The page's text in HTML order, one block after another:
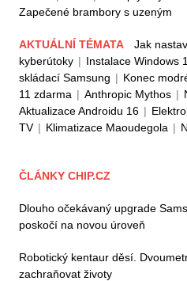
Zapečené brambory s uzeným
AKTUÁLNÍ TÉMATA Jak
kyberútoky | Instalace Windows
skládací Samsung | Konec
11 zdarma | Anthropic Mythos |
Aktualizace Androidu 16 |
TV | Klimatizace Maoudegola |
ČLÁNKY CHIP.CZ
Dlouho očekávaný upgrade
poskočí na novou úroveň
Robotický kentaur děsí.
zachraňovat životy